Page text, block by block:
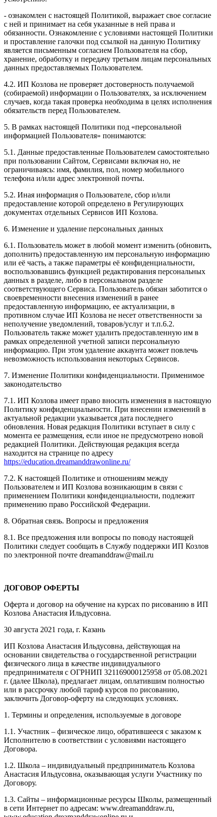
- ознакомлен с настоящей Политикой, выражает свое согласие
с ней и принимает на себя указанные в ней права и
обязанности. Ознакомление с условиями настоящей Политики
и проставление галочки под ссылкой на данную Политику
является письменным согласием Пользователя на сбор,
хранение, обработку и передачу третьим лицам персональных
данных предоставляемых Пользователем.
4.2. ИП Козлова не проверяет достоверность получаемой
(собираемой) информации о Пользователях, за исключением
случаев, когда такая проверка необходима в целях исполнения
обязательств перед Пользователем.
5. В рамках настоящей Политики под «персональной
информацией Пользователя» понимаются:
5.1. Данные предоставленные Пользователем самостоятельно
при пользовании Сайтом, Сервисами включая но, не
ограничиваясь: имя, фамилия, пол, номер мобильного
телефона и/или адрес электронной почты.
5.2. Иная информация о Пользователе, сбор и/или
предоставление которой определено в Регулирующих
документах отдельных Сервисов ИП Козлова.
6. Изменение и удаление персональных данных
6.1. Пользователь может в любой момент изменить (обновить,
дополнить) предоставленную им персональную информацию
или её часть, а также параметры её конфиденциальности,
воспользовавшись функцией редактирования персональных
данных в разделе, либо в персональном разделе
соответствующего Сервиса. Пользователь обязан заботится о
своевременности внесения изменений в ранее
предоставленную информацию, ее актуализации, в
противном случае ИП Козлова не несет ответственности за
неполучение уведомлений, товаров/услуг и т.п.6.2.
Пользователь также может удалить предоставленную им в
рамках определенной учетной записи персональную
информацию. При этом удаление аккаунта может повлечь
невозможность использования некоторых Сервисов.
7. Изменение Политики конфиденциальности. Применимое
законодательство
7.1. ИП Козлова имеет право вносить изменения в настоящую
Политику конфиденциальности. При внесении изменений в
актуальной редакции указывается дата последнего
обновления. Новая редакция Политики вступает в силу с
момента ее размещения, если иное не предусмотрено новой
редакцией Политики. Действующая редакция всегда
находится на странице по адресу
https://education.dreamanddrawonline.ru/
7.2. К настоящей Политике и отношениям между
Пользователем и ИП Козлова возникающим в связи с
применением Политики конфиденциальности, подлежит
применению право Российской Федерации.
8. Обратная связь. Вопросы и предложения
8.1. Все предложения или вопросы по поводу настоящей
Политики следует сообщать в Службу поддержки ИП Козлов
по электронной почте dreamanddraw@mail.ru
ДОГОВОР ОФЕРТЫ
Оферта и договор на обучение на курсах по рисованию в ИП
Козлова Анастасия Ильдусовна.
30 августа 2021 года, г. Казань
ИП Козлова Анастасия Ильдусовна, действующая на
основании свидетельства о государственной регистрации
физического лица в качестве индивидуального
предпринимателя с ОГРНИП 321169000125958 от 05.08.2021
г. (далее Школа), предлагает лицам, оплатившим полностью
или в рассрочку любой тариф курсов по рисованию,
заключить Договор-оферту на следующих условиях.
1. Термины и определения, используемые в договоре
1.1. Участник – физическое лицо, обратившееся с заказом к
Исполнителю в соответствии с условиями настоящего
Договора.
1.2. Школа – индивидуальный предприниматель Козлова
Анастасия Ильдусовна, оказывающая услуги Участнику по
Договору.
1.3. Сайты – информационные ресурсы Школы, размещенный
в сети Интернет по адресам: www.dreamanddraw.ru,